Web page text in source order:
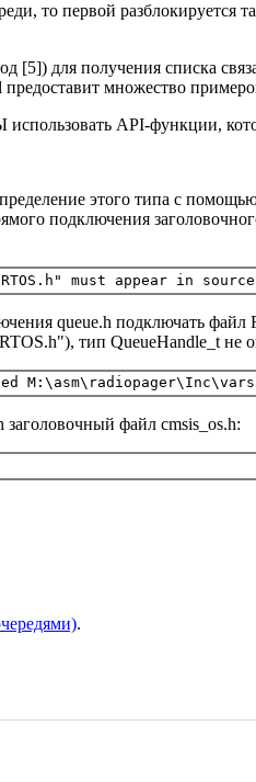
то первой разблокируется
[5]) для получения списка
множество
API-функции,
этого типа с
подключения
queue.h подключать файл
тип QueueHandle_t не
файл cmsis_os.h:
.